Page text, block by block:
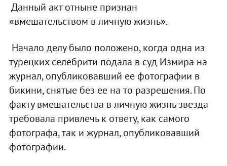
Данный акт отныне признан
«вмешательством в личную жизнь».
Начало делу было положено, когда одна из
турецких селебрити подала в суд Измира на
журнал, опубликовавший ее фотографии в
бикини, снятые без ее на то разрешения. По
факту вмешательства в личную жизнь звезда
требовала привлечь к ответу, как самого
фотографа, так и журнал, опубликовавший
фотографии.